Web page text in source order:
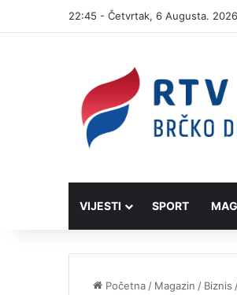
22:45 - Četvrtak, 6 Augusta.
VIJESTI SPORT
Početna / Magazin / Biznis